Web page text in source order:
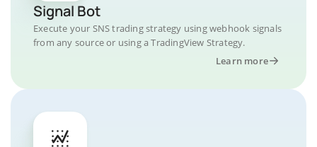
Signal Bot
Execute your SNS trading strategy using webhook signals
from any source or using a TradingView Strategy.
Learn more